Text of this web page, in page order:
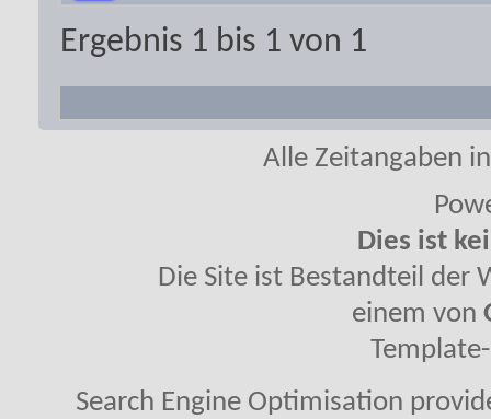
Ergebnis 1 bis 1 von 1
Alle Zeitangaben
Dies ist
Die Site ist Bestandteil der
einem von
Search Engine Optimisation